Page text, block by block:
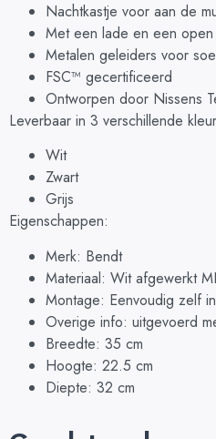
Nachtkastje voor aan de
Met een lade en een open
Metalen geleiders voor
FSC™ gecertificeerd
Ontworpen door Nissens
Leverbaar in 3 verschillende
Wit
Zwart
Grijs
Eigenschappen:
Merk: Bendt
Materiaal: Wit afgewerkt
Montage: Eenvoudig zelf
Overige info: uitgevoerd
Breedte: 35 cm
Hoogte: 22.5 cm
Diepte: 32 cm